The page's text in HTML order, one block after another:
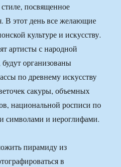
посвященное
В этот день все желающие
культуре и искусству.
артисты с народной
организованы
по древнему искусству
сакуры, объемных
национальной росписи по
символами и иероглифами.
пирамиду из
в